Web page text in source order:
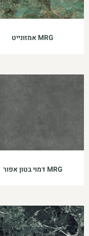
MRG אמזונייט
MRG דמוי בטון אפור